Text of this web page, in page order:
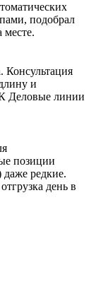
подобрал
месте.
Консультация
и
Деловые линии
позиции
редкие.
день в